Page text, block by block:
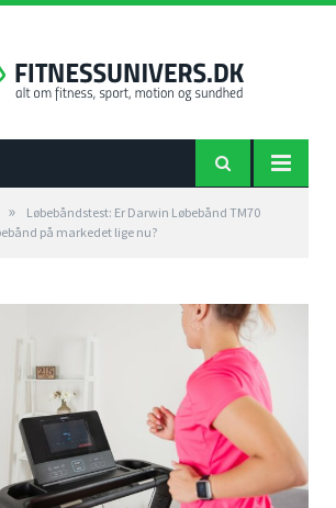
»
Løbebåndstest: Er Darwin Løbebånd TM70
på markedet lige nu?